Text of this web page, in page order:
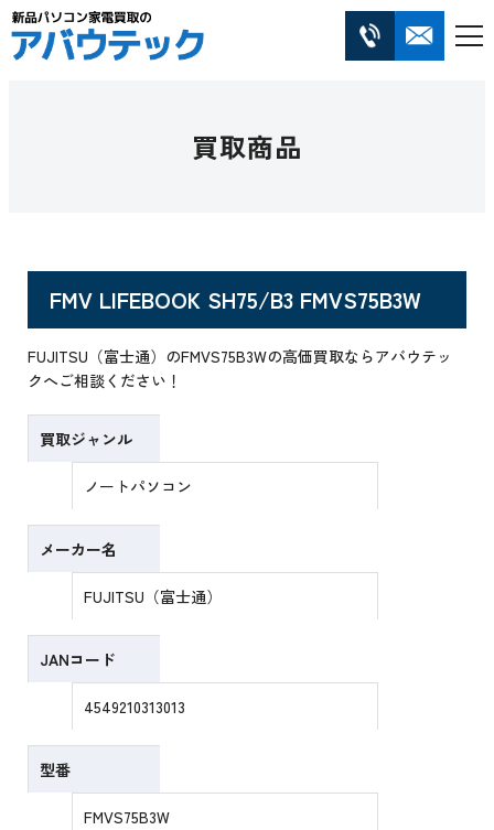
買取商品
FMV LIFEBOOK SH75/B3 FMVS75B3W
FUJITSU（富士通）のFMVS75B3Wの高価買取ならアバウテッ
クへご相談ください！
買取ジャンル
ノートパソコン
メーカー名
FUJITSU（富士通）
JANコード
4549210313013
型番
FMVS75B3W